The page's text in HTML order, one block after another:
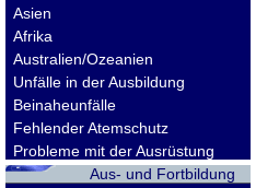
Asien
Afrika
Australien/Ozeanien
Unfälle in der Ausbildung
Beinaheunfälle
Fehlender Atemschutz
Probleme mit der Ausrüstung
Aus- und Fortbildung